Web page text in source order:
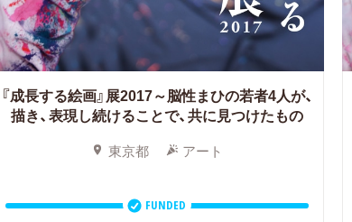
『成長する絵画』展2017～脳性まひの若者4人が、
描き、表現し続けることで、共に見つけたもの
東京都 アート
FUNDED